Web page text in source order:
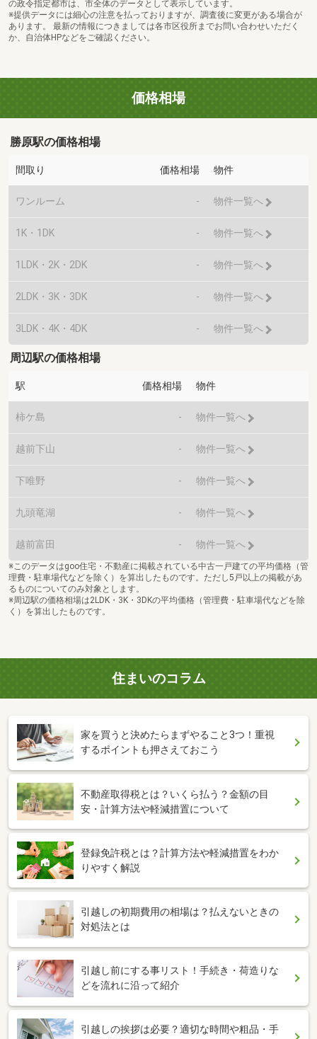
の政令指定都市は、市全体のデータとして表示しています。
※提供データには細心の注意を払っておりますが、調査後に変更がある場合が
あります。 最新の情報につきましては各市区役所までお問い合わせいただく
か、自治体HPなどをご確認ください。
価格相場
勝原駅の価格相場
間取り 価格相場 物件
ワンルーム - 物件一覧へ
1K・1DK - 物件一覧へ
1LDK・2K・2DK - 物件一覧へ
2LDK・3K・3DK - 物件一覧へ
3LDK・4K・4DK - 物件一覧へ
周辺駅の価格相場
駅 価格相場 物件
柿ケ島 - 物件一覧へ
越前下山 - 物件一覧へ
下唯野 - 物件一覧へ
九頭竜湖 - 物件一覧へ
越前富田 - 物件一覧へ
※このデータはgoo住宅・不動産に掲載されている中古一戸建ての平均価格（管
理費・駐車場代などを除く）を算出したものです。ただし5戸以上の掲載があ
るものについてのみ対象とします。
※周辺駅の価格相場は2LDK・3K・3DKの平均価格（管理費・駐車場代などを除
く）を算出したものです。
住まいのコラム
家を買うと決めたらまずやること3つ！重視
するポイントも押さえておこう
不動産取得税とは？いくら払う？金額の目
安・計算方法や軽減措置について
登録免許税とは？計算方法や軽減措置をわか
りやすく解説
引越しの初期費用の相場は？払えないときの
対処法とは
引越し前にする事リスト！手続き・荷造りな
どを流れに沿って紹介
引越しの挨拶は必要？適切な時間や粗品・手